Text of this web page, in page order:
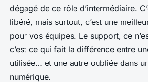
dégagé de ce rôle d’intermédiaire.
libéré, mais surtout, c’est une
pour vos équipes. Le support, ce
c’est ce qui fait la différence entre
utilisée… et une autre oubliée dans
numérique.